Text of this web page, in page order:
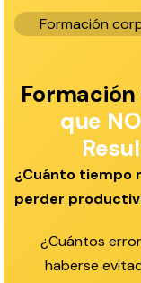
Formación
que
¿Cuánto tiempo
perder
¿Cuántos
haberse